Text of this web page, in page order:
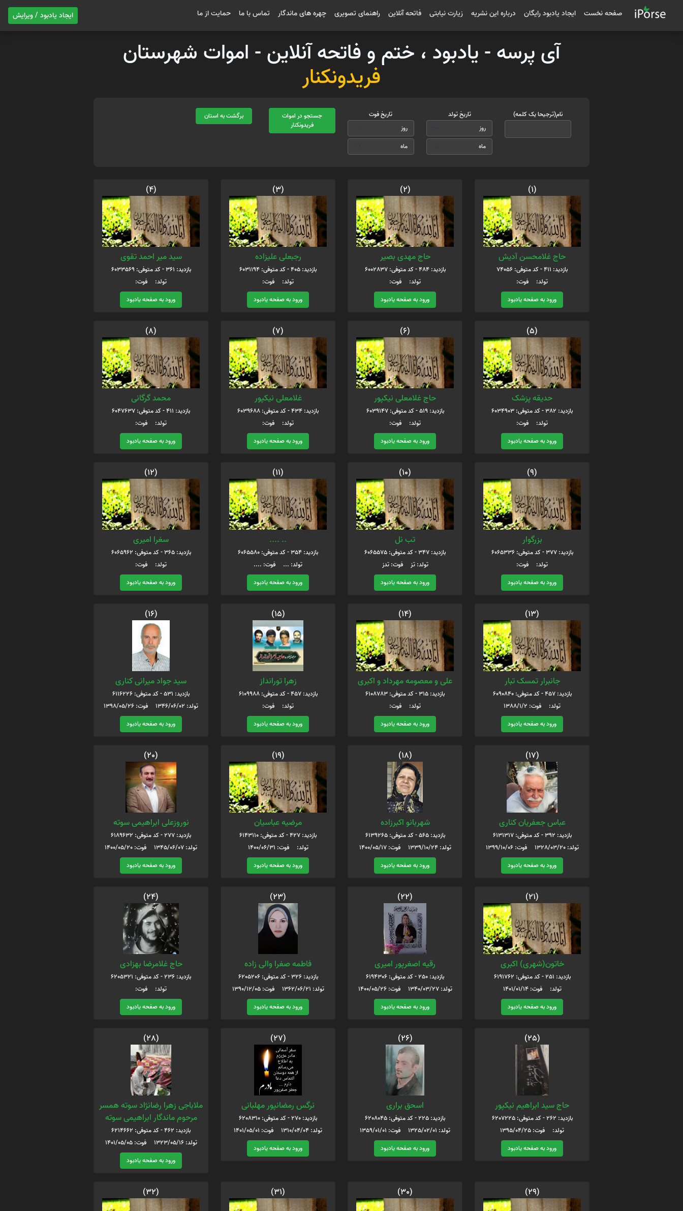
ایجاد یادبود / ویرایش صفحه نخست ایجاد یادبود رایگان درباره این نشریه زیارت نیابتی فاتحه آنلاین راهنمای تصویری چهره های ماندگار تماس با ما حمایت از ما
آی پرسه - یادبود ، ختم و فاتحه آنلاین - اموات شهرستان
فریدونکنار
نام(ترجیحا یک کلمه) تاریخ تولد تاریخ فوت
جستجو در اموات
فریدونکنار
برگشت به استان
(1)
حاج غلامحسن آدیش
بازدید: 411 - کد متوفی: 74056
تولد: فوت:
ورود به صفحه یادبود
(2)
حاج مهدی بصیر
بازدید: 484 - کد متوفی: 6002837
تولد: فوت:
ورود به صفحه یادبود
(3)
رجبعلی علیزاده
بازدید: 405 - کد متوفی: 6031194
تولد: فوت:
ورود به صفحه یادبود
(4)
سید میر احمد تقوی
بازدید: 361 - کد متوفی: 6033569
تولد: فوت:
ورود به صفحه یادبود
(5)
حدیقه پزشک
بازدید: 382 - کد متوفی: 6034903
تولد: فوت:
ورود به صفحه یادبود
(6)
حاج غلامعلی نیکپور
بازدید: 519 - کد متوفی: 6039147
تولد: فوت:
ورود به صفحه یادبود
(7)
غلامعلی نیکپور
بازدید: 434 - کد متوفی: 6039688
تولد: فوت:
ورود به صفحه یادبود
(8)
محمد گرگانی
بازدید: 411 - کد متوفی: 6047637
تولد: فوت:
ورود به صفحه یادبود
(9)
بزرگوار
بازدید: 377 - کد متوفی: 6065336
تولد: فوت:
ورود به صفحه یادبود
(10)
تب نل
بازدید: 347 - کد متوفی: 6065575
تولد: تز فوت: تدز
ورود به صفحه یادبود
(11)
.. ....
بازدید: 354 - کد متوفی: 6065580
تولد: ... فوت: ....
ورود به صفحه یادبود
(12)
سغرا امیری
بازدید: 365 - کد متوفی: 6065962
تولد: فوت:
ورود به صفحه یادبود
(13)
جانبرار تمسک تبار
بازدید: 457 - کد متوفی: 6090840
تولد: فوت: 1388/1/2
ورود به صفحه یادبود
(14)
علی و معصومه مهرداد و اکبری
بازدید: 315 - کد متوفی: 6108783
تولد: فوت:
ورود به صفحه یادبود
(15)
زهرا تورانداز
بازدید: 457 - کد متوفی: 6109988
تولد: فوت:
ورود به صفحه یادبود
(16)
سید جواد میرانی کناری
بازدید: 531 - کد متوفی: 6116226
تولد: 1346/06/02 فوت: 1398/05/26
ورود به صفحه یادبود
(17)
عباس جعفریان کناری
بازدید: 392 - کد متوفی: 6131317
تولد: 1328/03/20 فوت: 1399/10/06
ورود به صفحه یادبود
(18)
شهربانو اکبرزاده
بازدید: 565 - کد متوفی: 6139265
تولد: 1339/10/24 فوت: 1400/05/17
ورود به صفحه یادبود
(19)
مرضیه عباسیان
بازدید: 427 - کد متوفی: 6143110
تولد: فوت: 1400/06/31
ورود به صفحه یادبود
(20)
نوروزعلی ابراهیمی سوته
بازدید: 277 - کد متوفی: 6189632
تولد: 1345/06/07 فوت: 1400/05/20
ورود به صفحه یادبود
(21)
خاتون(شهری) اکبری
بازدید: 251 - کد متوفی: 6191762
تولد: فوت: 1401/01/14
ورود به صفحه یادبود
(22)
رقیه اصغرپور امیری
بازدید: 250 - کد متوفی: 6194306
تولد: 1340/03/27 فوت: 1400/05/26
ورود به صفحه یادبود
(23)
فاطمه صغرا والی زاده
بازدید: 326 - کد متوفی: 6205206
تولد: 1362/06/21 فوت: 1390/12/05
ورود به صفحه یادبود
(24)
حاج غلامرضا بهزادی
بازدید: 236 - کد متوفی: 6205321
تولد: فوت:
ورود به صفحه یادبود
(25)
حاج سید ابراهیم نیکپور
بازدید: 262 - کد متوفی: 6207225
تولد: فوت: 1395/04/25
ورود به صفحه یادبود
(26)
اسحق براری
بازدید: 225 - کد متوفی: 6208045
تولد: 1325/02/01 فوت: 1359/01/01
ورود به صفحه یادبود
(27)
نرگس رمضانپور مهلبانی
بازدید: 270 - کد متوفی: 6208310
تولد: 1310/04/04 فوت: 1401/05/01
ورود به صفحه یادبود
(28)
ملاباجی زهرا رضانژاد سوته همسر
مرحوم ماندگار ابراهیمی سوته
بازدید: 462 - کد متوفی: 6214662
تولد: 1323/05/16 فوت: 1401/05/05
ورود به صفحه یادبود
(29)
(30)
(31)
(32)